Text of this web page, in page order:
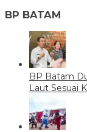
BP BATAM
BP Batam
Laut Sesuai